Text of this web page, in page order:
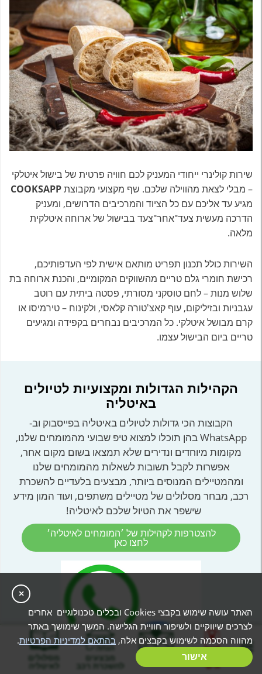
שירות קולינרי ייחודי המעניק לכם חוויה פרטית של בישול איטלקי
– מבלי לצאת מהווילה שלכם. שף מקצועי מקבוצתCOOKSAPP
מגיע עד אליכם עם כל הציוד והמרכיבים הדרושים, ומעניק
הדרכה מעשית צעד־אחר־צעד בבישול של ארוחה איטלקית
מלאה.
השירות כולל תכנון תפריט מותאם אישית לפי העדפותיכם,
רכישת חומרי גלם טריים מהשווקים המקומיים, והכנת ארוחה בת
שלוש מנות – לחם טוסקני מסורתי, פסטה ביתית עם רוטב
עגבניות ובזיליקום, עוף קאצ'טורה קלאסי, ולקינוח – טירמיסו או
קרם מבושל איטלקי. כל המרכיבים נבחרים בקפידה ומגיעים
טריים ביום הבישול עצמו.
הקהילות הגדולות ומקצועיות לטיולים
באיטליה
הקבוצות הכי גדולות לטיולים באיטליה בפייסבוק וב-
WhatsApp בהן תוכלו למצוא טיפ שבועי מהמומחים שלנו,
מקומות מיוחדים ונדירים שלא תמצאו בשום מקום אחר,
אפשרות לקבל תשובות לשאלות מהמומחים שלנו
ומהמטיילים המנוסים ביותר, מבצעים בלעדיים להשכרת
רכב, מבחר מסלולים של מטיילים משתפים, ועוד המון מידע
שישפר את הטיול שלכם לאיטליה!
להצטרפות לקהילות של ׳המומחים לאיטליה׳
לחצו כאן
בניית מסלול
אישי
מבצעים מסלולים
לאיטליה
×
האתר עושה שימוש בקבצי Cookies ובכלים טכנולוגיים אחרים
לצרכים שיווקיים ולשיפור חוויית הגלישה. המשך שימושך באתר
מהווה הסכמה לשימוש בקבצים אלה, בהתאם למדיניות הפרטיות.
אישור